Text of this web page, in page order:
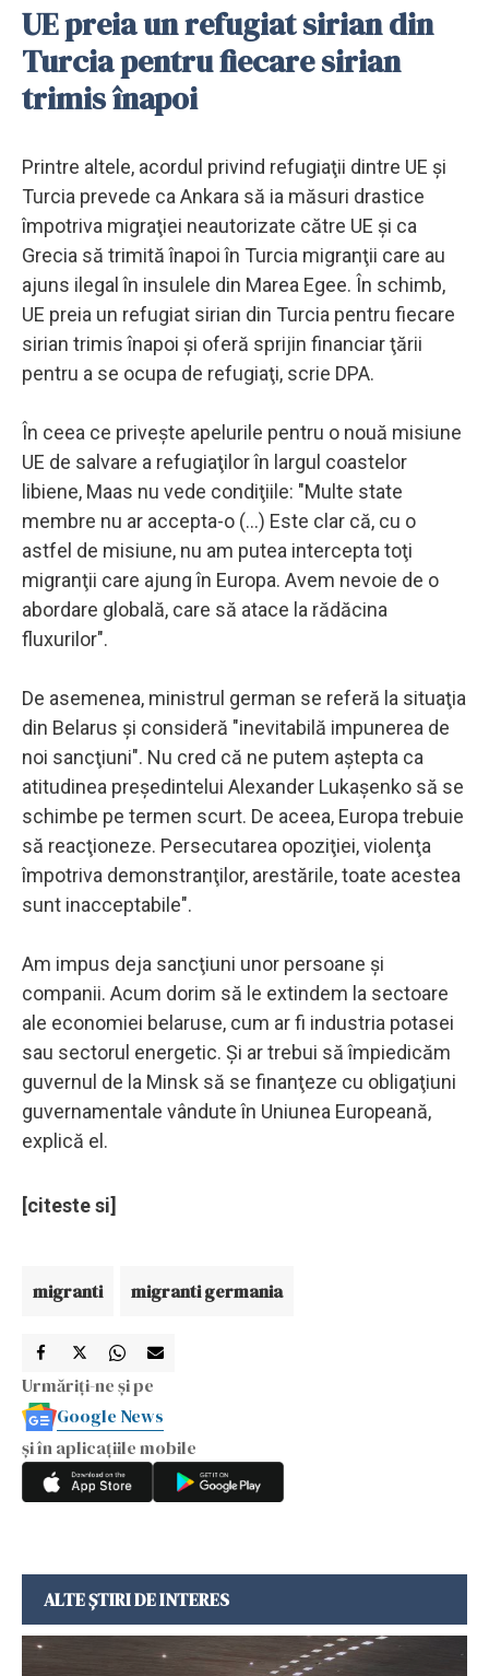
UE preia un refugiat sirian din
Turcia pentru fiecare sirian
trimis înapoi
Printre altele, acordul privind refugiaţii dintre UE şi
Turcia prevede ca Ankara să ia măsuri drastice
împotriva migraţiei neautorizate către UE şi ca
Grecia să trimită înapoi în Turcia migranţii care au
ajuns ilegal în insulele din Marea Egee. În schimb,
UE preia un refugiat sirian din Turcia pentru fiecare
sirian trimis înapoi şi oferă sprijin financiar ţării
pentru a se ocupa de refugiaţi, scrie DPA.
În ceea ce priveşte apelurile pentru o nouă misiune
UE de salvare a refugiaţilor în largul coastelor
libiene, Maas nu vede condiţiile: "Multe state
membre nu ar accepta-o (...) Este clar că, cu o
astfel de misiune, nu am putea intercepta toţi
migranţii care ajung în Europa. Avem nevoie de o
abordare globală, care să atace la rădăcina
fluxurilor".
De asemenea, ministrul german se referă la situaţia
din Belarus şi consideră "inevitabilă impunerea de
noi sancţiuni". Nu cred că ne putem aştepta ca
atitudinea preşedintelui Alexander Lukaşenko să se
schimbe pe termen scurt. De aceea, Europa trebuie
să reacţioneze. Persecutarea opoziţiei, violenţa
împotriva demonstranţilor, arestările, toate acestea
sunt inacceptabile".
Am impus deja sancţiuni unor persoane şi
companii. Acum dorim să le extindem la sectoare
ale economiei belaruse, cum ar fi industria potasei
sau sectorul energetic. Şi ar trebui să împiedicăm
guvernul de la Minsk să se finanţeze cu obligaţiuni
guvernamentale vândute în Uniunea Europeană,
explică el.
[citeste si]
migranti migranti germania
Urmăriți-ne și pe
Google News
și în aplicațiile mobile
ALTE ȘTIRI DE INTERES